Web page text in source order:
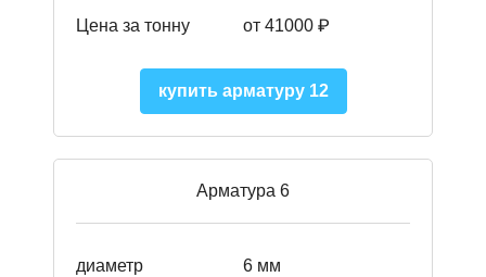
Цена за тонну от 41000 ₽
купить арматуру 12
Арматура 6
диаметр 6 мм